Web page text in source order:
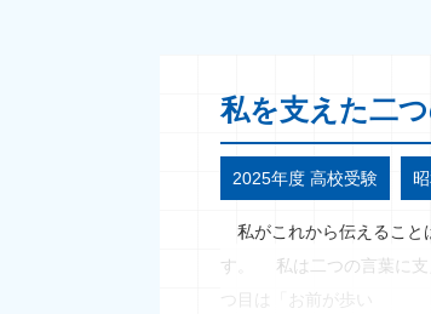
私を支えた二
2025年度 高校受験
私がこれから伝えること
す。 私は二つの言葉に支
つ目は「お前が歩い